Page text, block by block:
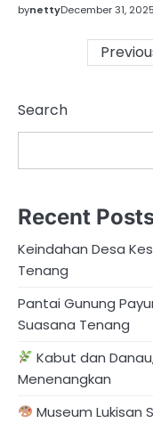
bynettyDecember 31, 2025
Search
Recent
Keindahan Desa
Tenang
Pantai Gunung
Suasana Tenang
Kabut dan
Menenangkan
Museum Lukisan